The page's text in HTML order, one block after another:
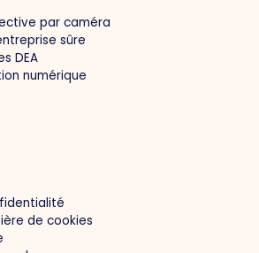
par caméra
sûre
DEA
numérique
de cookies